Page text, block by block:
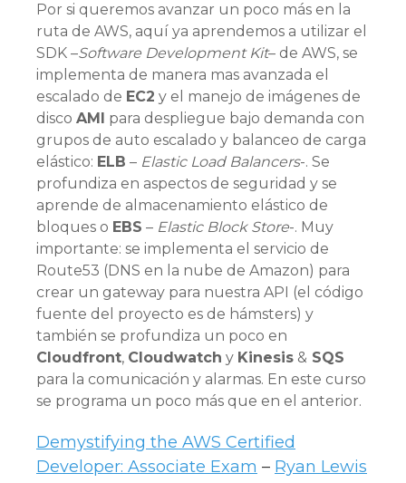
Por si queremos avanzar un poco más en la
ruta de AWS, aquí ya aprendemos a utilizar el
SDK –Software Development Kit– de AWS, se
implementa de manera mas avanzada el
escalado de EC2 y el manejo de imágenes de
disco AMI para despliegue bajo demanda con
grupos de auto escalado y balanceo de carga
elástico: ELB – Elastic Load Balancers-. Se
profundiza en aspectos de seguridad y se
aprende de almacenamiento elástico de
bloques o EBS – Elastic Block Store-. Muy
importante: se implementa el servicio de
Route53 (DNS en la nube de Amazon) para
crear un gateway para nuestra API (el código
fuente del proyecto es de hámsters) y
también se profundiza un poco en
Cloudfront, Cloudwatch y Kinesis & SQS
para la comunicación y alarmas. En este curso
se programa un poco más que en el anterior.
Demystifying the AWS Certified
Developer: Associate Exam – Ryan Lewis